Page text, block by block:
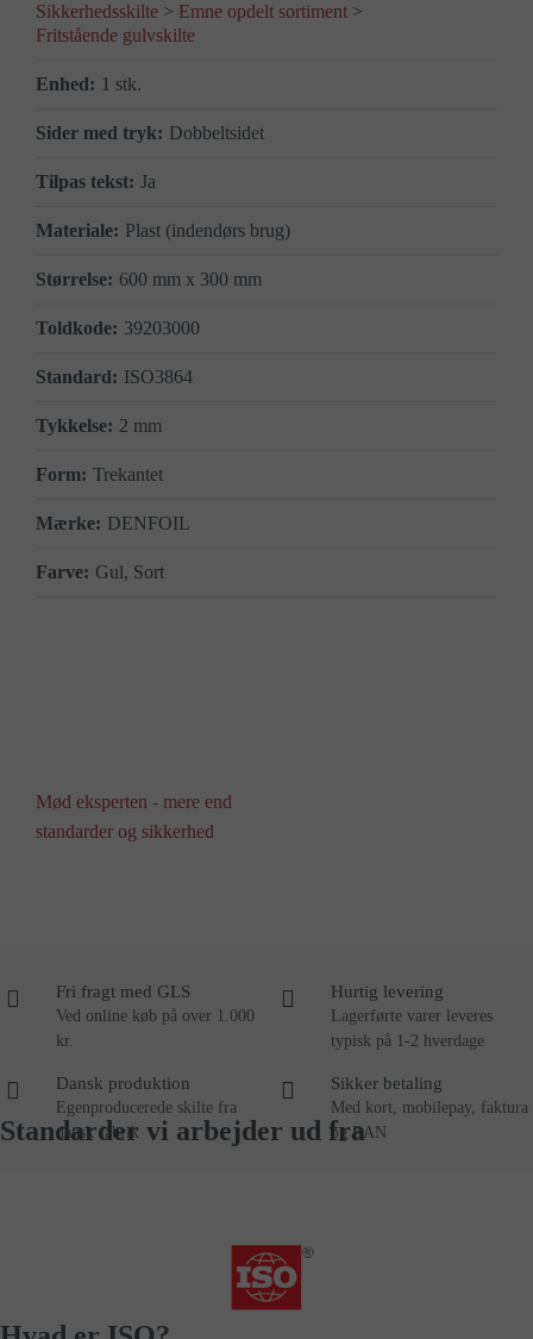
Sikkerhedsskilte > Emne opdelt sortiment >
Fritstående gulvskilte
1 stk.
Dobbeltsidet
Ja
Plast (indendørs brug)
600 mm x 300 mm
39203000
ISO3864
2 mm
Trekantet
DENFOIL
Gul, Sort
Mød eksperten - mere end
standarder og sikkerhed
Fri fragt med GLS
Ved online køb på over 1.000
kr.
Hurtig levering
Lagerførte varer leveres
typisk på 1-2 hverdage
Dansk produktion
Egenproducerede skilte fra
dansk fabrik
Sikker betaling
Med kort, mobilepay, faktura
og EAN
Standarder vi arbejder ud fra